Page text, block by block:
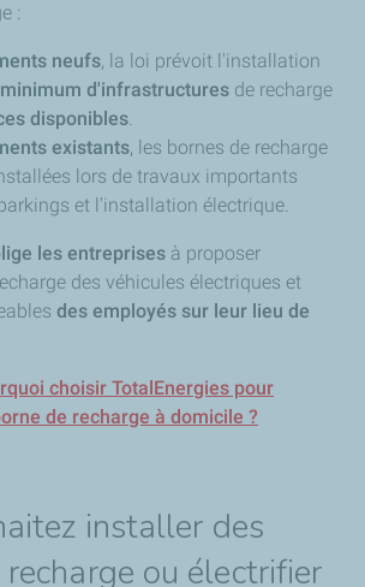
:
neufs, la loi prévoit l'installation
d'infrastructures de recharge
disponibles.
existants, les bornes de recharge
lors de travaux importants
et l'installation électrique.
les entreprises à proposer
des véhicules électriques et
des employés sur leur lieu de
choisir TotalEnergies pour
de recharge à domicile ?
installer des
ou électrifier